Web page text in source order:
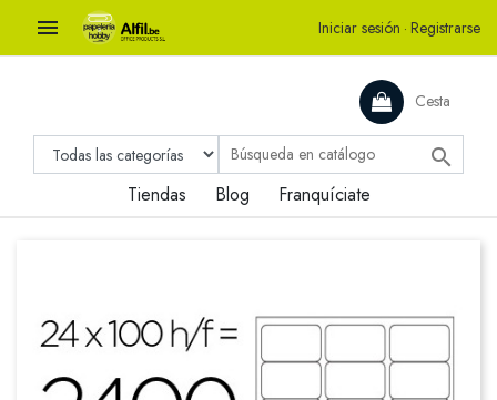
 Iniciar sesión · Registrarse
Cesta

Tiendas Blog Franquíciate